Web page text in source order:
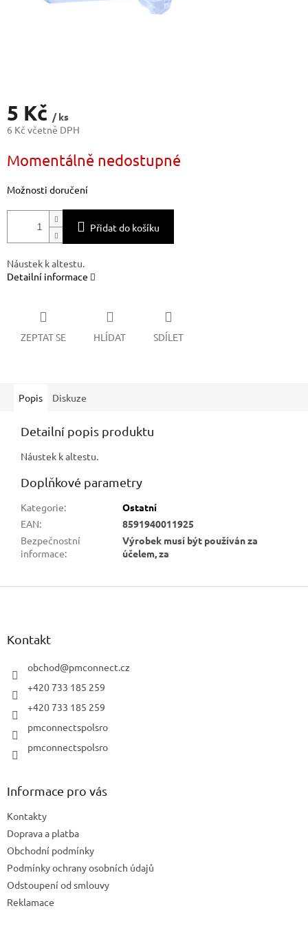
5 Kč / ks
6 Kč včetně DPH
cena:
Momentálně nedostupné
Možnosti doručení
Přidat do košíku
Náustek k altestu.
Detailní informace
ZEPTAT SE HLÍDAT SDÍLET
Popis Diskuze
Detailní popis produktu
Náustek k altestu.
Doplňkové parametry
Kategorie:
Ostatní
EAN:
8591940011925
Bezpečnostní
informace:
Výrobek musí být používán za
účelem, za
Z
Kontakt
obchod@pmconnect.cz
+420 733 185 259
+420 733 185 259
pmconnectspolsro
pmconnectspolsro
Informace pro vás
Kontakty
Doprava a platba
Obchodní podmínky
Podmínky ochrany osobních údajů
Odstoupení od smlouvy
Reklamace